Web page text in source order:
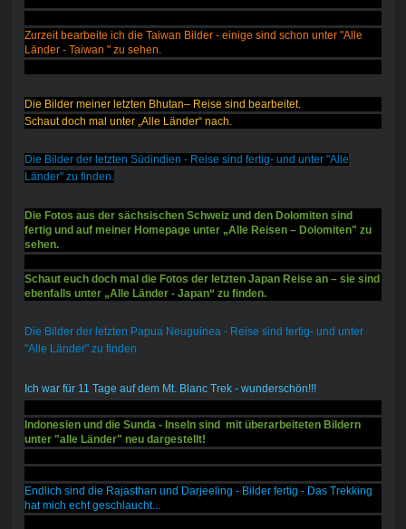
Zurzeit bearbeite ich die Taiwan Bilder - einige sind schon unter "Alle
Länder - Taiwan " zu sehen.
Die Bilder meiner letzten Bhutan– Reise sind bearbeitet.
Schaut doch mal unter „Alle Länder“ nach.
Die Bilder der letzten Südindien - Reise sind fertig- und unter "Alle
Länder" zu finden.
Die Fotos aus der sächsischen Schweiz und den Dolomiten sind
fertig und auf meiner Homepage unter „Alle Reisen – Dolomiten" zu
sehen.
Schaut euch doch mal die Fotos der letzten Japan Reise an – sie sind
ebenfalls unter „Alle Länder - Japan“ zu finden.
Die Bilder der letzten Papua Neuguinea - Reise sind fertig- und unter
"Alle Länder" zu finden.
Ich war für 11 Tage auf dem Mt. Blanc Trek - wunderschön!!!
Indonesien und die Sunda - Inseln sind mit überarbeiteten Bildern
unter "alle Länder" neu dargestellt!
Endlich sind die Rajasthan und Darjeeling - Bilder fertig - Das Trekking
hat mich echt geschlaucht...